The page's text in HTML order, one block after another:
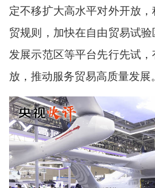
定不移扩大高水平对外开放
贸规则，加快在自由贸易试
发展示范区等平台先行先试
放，推动服务贸易高质量发展。